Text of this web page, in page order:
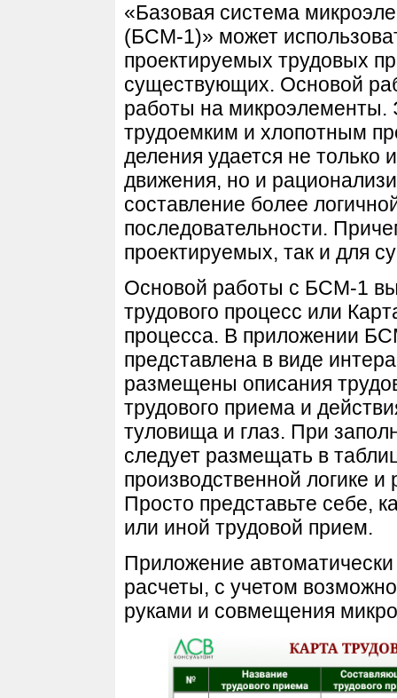
«Базовая система
(БСМ-1)» может
проектируемых трудовых
существующих. Основой
работы на микроэлементы.
трудоемким и хлопотным
деления удается не только
движения, но и
составление более
последовательности.
проектируемых, так и для
Основой работы с БСМ-1
трудового процесс или
процесса. В приложении
представлена в виде
размещены описания
трудового приема и
туловища и глаз. При
следует размещать в
производственной логике
Просто представьте себе,
или иной трудовой прием.
Приложение
расчеты, с учетом
руками и совмещения